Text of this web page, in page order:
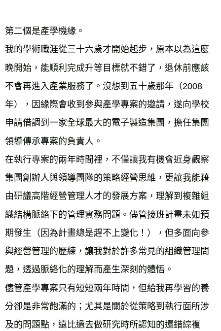
第二個是產學機緣。
我的學術職涯從三十六歲才開始起步，原本以為這麼
晚開始，能順利完成升等目標就不錯了，退休前應該
不會再進入產業服務了。沒想到五十歲那年（2008
年），因緣際會收到參與產學專案的邀請，遂向學校
申請借調到一家全球最大的電子製造集團，擔任集團
領導傳承專案的負責人。
在執行專案的兩年時間裡，不僅讓我有機會近身觀察
集團創辦人與領導團隊的策略經營思維，更讓我能藉
由研議高階經營管理人才的發展方案，理解到複雜組
織結構脈絡下的管理實務問題。儘管接班計畫未如預
期發生（因為計畫總是趕不上變化！），但多面向參
與經營管理的歷練，讓我對於許多常見的組織管理問
題，透過脈絡化的理解而產生深刻的體悟。
儘管產學專案只有短短兩年時間，但給我再學習的養
分卻是非常飽滿的；尤其是關於從策略到執行面所涉
及的問題點，遠比過去做研究時所認知的還錯綜複